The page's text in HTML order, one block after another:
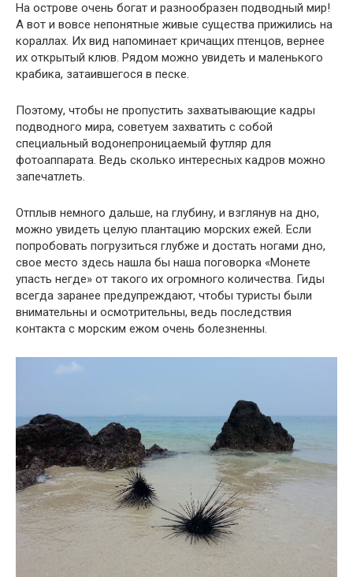
На острове очень богат и разнообразен подводный мир!
А вот и вовсе непонятные живые существа прижились на
кораллах. Их вид напоминает кричащих птенцов, вернее
их открытый клюв. Рядом можно увидеть и маленького
крабика, затаившегося в песке.
Поэтому, чтобы не пропустить захватывающие кадры
подводного мира, советуем захватить с собой
специальный водонепроницаемый футляр для
фотоаппарата. Ведь сколько интересных кадров можно
запечатлеть.
Отплыв немного дальше, на глубину, и взглянув на дно,
можно увидеть целую плантацию морских ежей. Если
попробовать погрузиться глубже и достать ногами дно,
свое место здесь нашла бы наша поговорка «Монете
упасть негде» от такого их огромного количества. Гиды
всегда заранее предупреждают, чтобы туристы были
внимательны и осмотрительны, ведь последствия
контакта с морским ежом очень болезненны.